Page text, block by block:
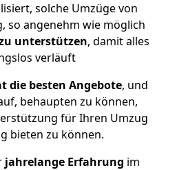
solche Umzüge von
so angenehm wie möglich
unterstützen, damit alles
verläuft
die besten Angebote, und
behaupten zu können,
für Ihren Umzug
bieten zu können.
jahrelange Erfahrung im